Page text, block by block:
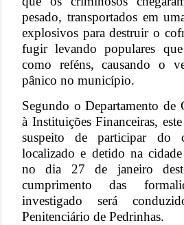
pesado, transportados em
explosivos para destruir o
fugir levando populares
como reféns, causando o
pânico no município.
Segundo o Departamento de
à Instituições Financeiras,
suspeito de participar do
localizado e detido na
no dia 27 de janeiro
cumprimento das
investigado será
Penitenciário de Pedrinhas.